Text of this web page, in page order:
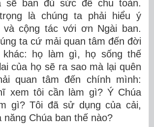
sẽ ban đủ sức để chu toàn.
là chúng ta phải hiểu ý
và cộng tác với ơn Ngài ban.
ta cứ mải quan tâm đến đời
khác: họ làm gì, họ sống thế
của họ sẽ ra sao mà lại quên
quan tâm đến chính mình:
xem tôi cần làm gì? Ý Chúa
gì? Tôi đã sử dụng của cải,
Chúa ban thế nào?